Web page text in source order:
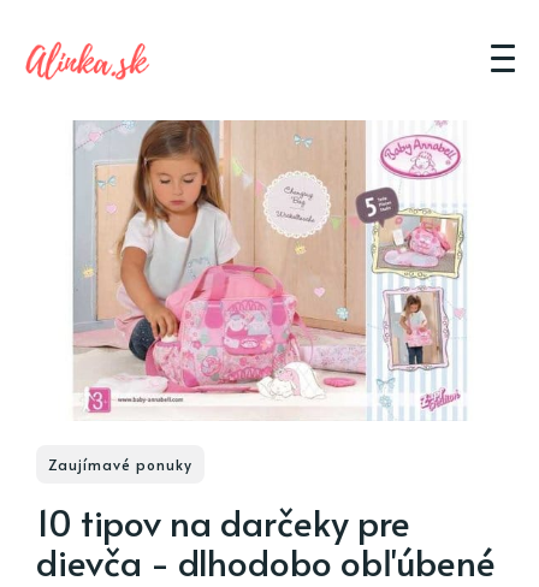
Zaujímavé ponuky
10 tipov na darčeky pre
dievča - dlhodobo obľúbené